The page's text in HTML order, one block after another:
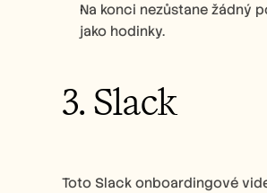
Na konci nezůstane žádný
jako hodinky.
3. Slack
Toto Slack onboardingové